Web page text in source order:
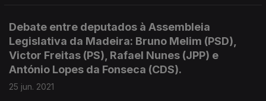
Debate entre deputados à Assembleia
Legislativa da Madeira: Bruno Melim (PSD),
Victor Freitas (PS), Rafael Nunes (JPP) e
António Lopes da Fonseca (CDS).
25 jun. 2021